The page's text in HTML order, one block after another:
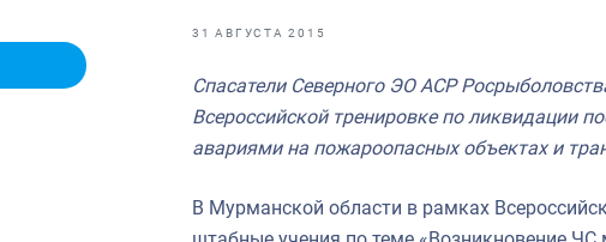
Инфографика
События в России и мире
31 АВГУСТА 2015
Спасатели Северного ЭО АСР
Всероссийской тренировке по ликвидации
авариями на пожароопасных объектах и
В Мурманской области в рамках